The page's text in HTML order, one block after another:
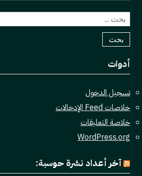
البحث
عن:
أدوات
تسجيل الدخول
خلاصات Feed الإدخالات
خلاصة التعليقات
WordPress.org
آخر أعداد نشرة حوسبة: